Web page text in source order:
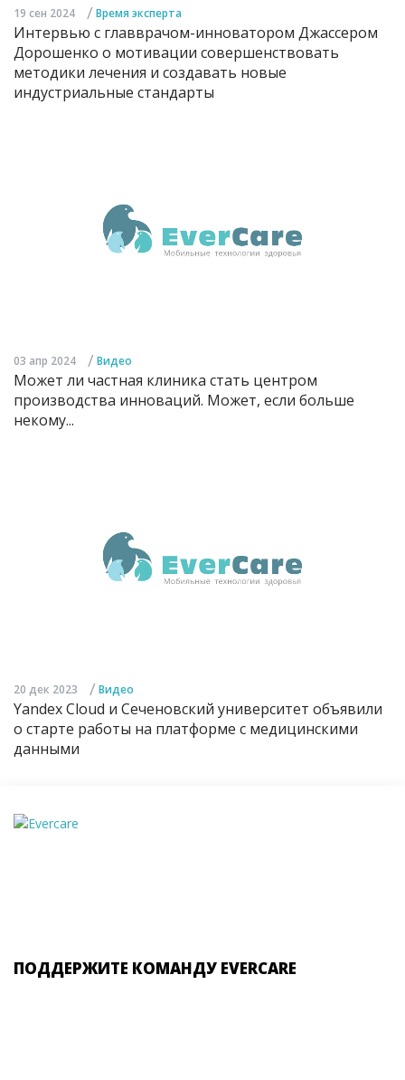
19 сен 2024 / Время эксперта
Интервью с главврачом-инноватором Джассером
Дорошенко о мотивации совершенствовать
методики лечения и создавать новые
индустриальные стандарты
03 апр 2024 / Видео
Может ли частная клиника стать центром
производства инноваций. Может, если больше
некому...
20 дек 2023 / Видео
Yandex Cloud и Сеченовский университет объявили
о старте работы на платформе с медицинскими
данными
ПОДДЕРЖИТЕ КОМАНДУ EVERCARE